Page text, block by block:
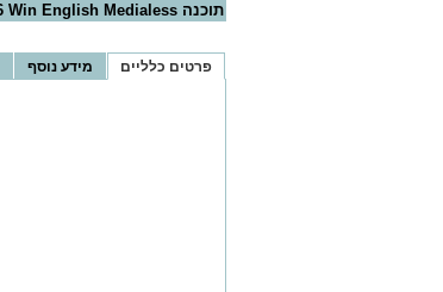
תוכנה Visio Std 2016 Win English Medialess
פרטים כלליים מידע נוסף